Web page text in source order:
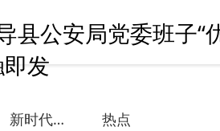
县公安局党委班子“
发
新时代文明实践 热点